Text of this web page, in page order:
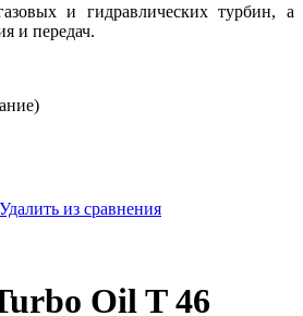
и гидравлических турбин, а
и передач.
Удалить из сравнения
Oil T 46